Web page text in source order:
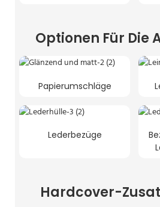
Optionen Für Die
Papierumschläge
Lederbezüge
Hardcover-